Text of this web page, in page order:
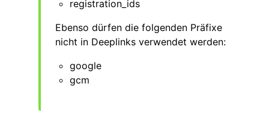
registration_ids
Ebenso dürfen die folgenden Präfixe
nicht in Deeplinks verwendet werden:
google
gcm